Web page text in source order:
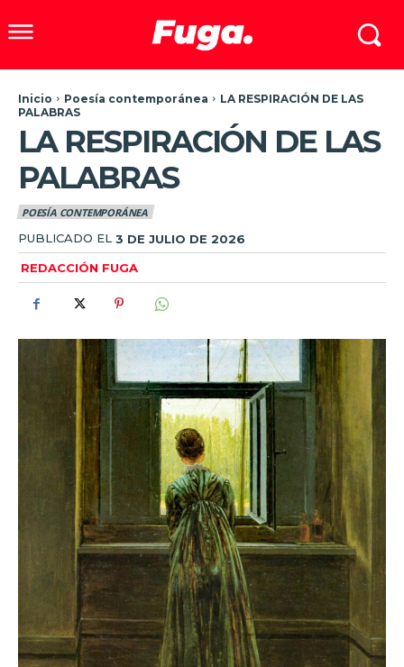
Inicio Poesía contemporánea
LA RESPIRACIÓN DE LAS
PALABRAS
LA RESPIRACIÓN DE LAS
PALABRAS
POESÍA CONTEMPORÁNEA
PUBLICADO EL 3 DE JULIO DE 2026
REDACCIÓN FUGA